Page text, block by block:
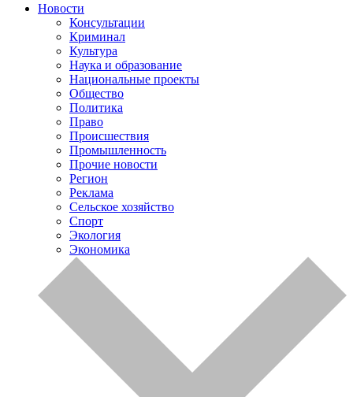
Новости
Консультации
Криминал
Культура
Наука и образование
Национальные проекты
Общество
Политика
Право
Происшествия
Промышленность
Прочие новости
Регион
Реклама
Сельское хозяйство
Спорт
Экология
Экономика